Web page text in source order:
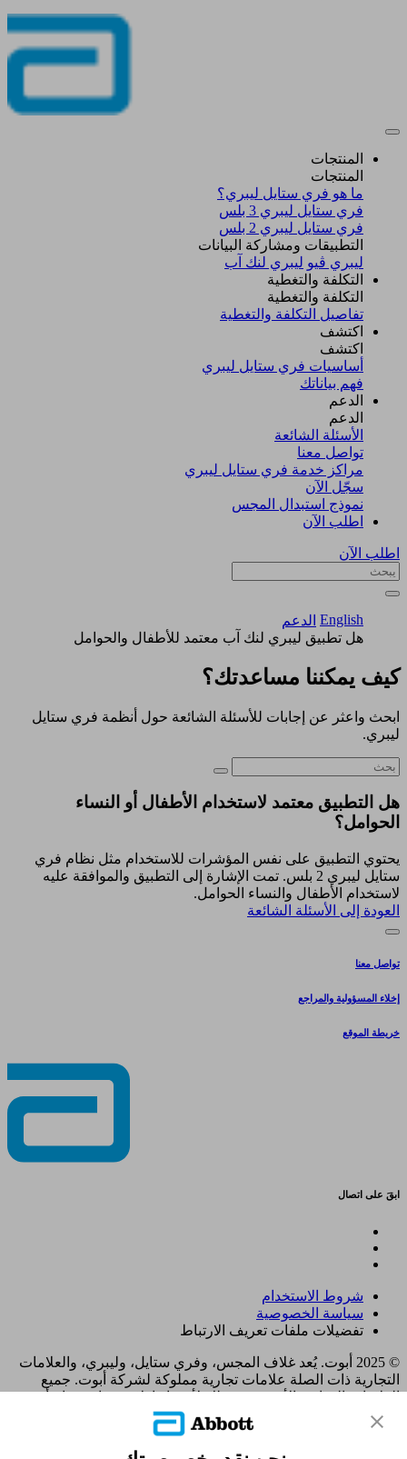
المنتجات
المنتجات
ما هو فري ستايل ليبري؟
فري ستايل ليبري 3 بلس​
فري ستايل ليبري 2 بلس​
التطبيقات ومشاركة البيانات
ليبري ڤيو ليبري لنك آب
التكلفة والتغطية
التكلفة والتغطية
تفاصيل التكلفة والتغطية
اكتشف​
اكتشف​
أساسيات فري ستايل ليبري
فهم بياناتك
الدعم
الدعم
الأسئلة الشائعة
تواصل معنا
مراكز خدمة فري ستايل ليبري
سجّل الآن​
نموذج استبدال المجس
اطلب الآن
اطلب الآن
English الدعم
هل تطبيق ليبري لنك آب معتمد للأطفال والحوامل
كيف يمكننا مساعدتك؟
ابحث واعثر عن إجابات للأسئلة الشائعة حول أنظمة فري ستايل
ليبري.
هل التطبيق معتمد لاستخدام الأطفال أو النساء
الحوامل؟
يحتوي التطبيق على نفس المؤشرات للاستخدام مثل نظام فري
ستايل ليبري 2 بلس. تمت الإشارة إلى التطبيق والموافقة عليه
لاستخدام الأطفال والنساء الحوامل.
العودة إلى الأسئلة الشائعة
تواصل معنا
إخلاء المسؤولية والمراجع
خريطة الموقع
ابقَ على اتصال
شروط الاستخدام
سياسة الخصوصية
تفضيلات ملفات تعريف الارتباط
© 2025 أبوت. يُعد غلاف المجس، وفري ستايل، وليبري، والعلامات
التجارية ذات الصلة علامات تجارية مملوكة لشركة أبوت. جميع
العلامات التجارية الأخرى هي ملك لأصحابها. لا يجوز استخدام أي
علامة تجارية، أو اسم تجاري، أو تصميم تجاري مملوك لشركة أبوت
على هذا الموقع دون الحصول على تصريح كتابي مسبق من شركة
أبوت لابوراتوريز، باستثناء تحديد المنتج أو الخدمات التابعة للشركة.